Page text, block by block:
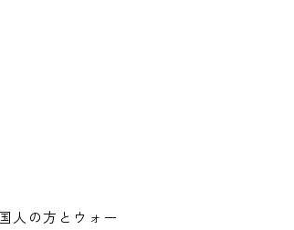
人の方とウォー